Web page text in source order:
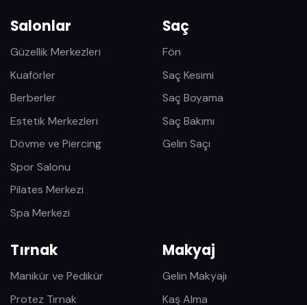
Salonlar
Güzellik Merkezleri
Kuaförler
Berberler
Estetik Merkezleri
Dövme ve Piercing
Spor Salonu
Pilates Merkezi
Spa Merkezi
Saç
Fön
Saç Kesimi
Saç Boyama
Saç Bakımı
Gelin Saçı
Tırnak
Manikür ve Pedikür
Protez Tırnak
Makyaj
Gelin Makyajı
Kaş Alma